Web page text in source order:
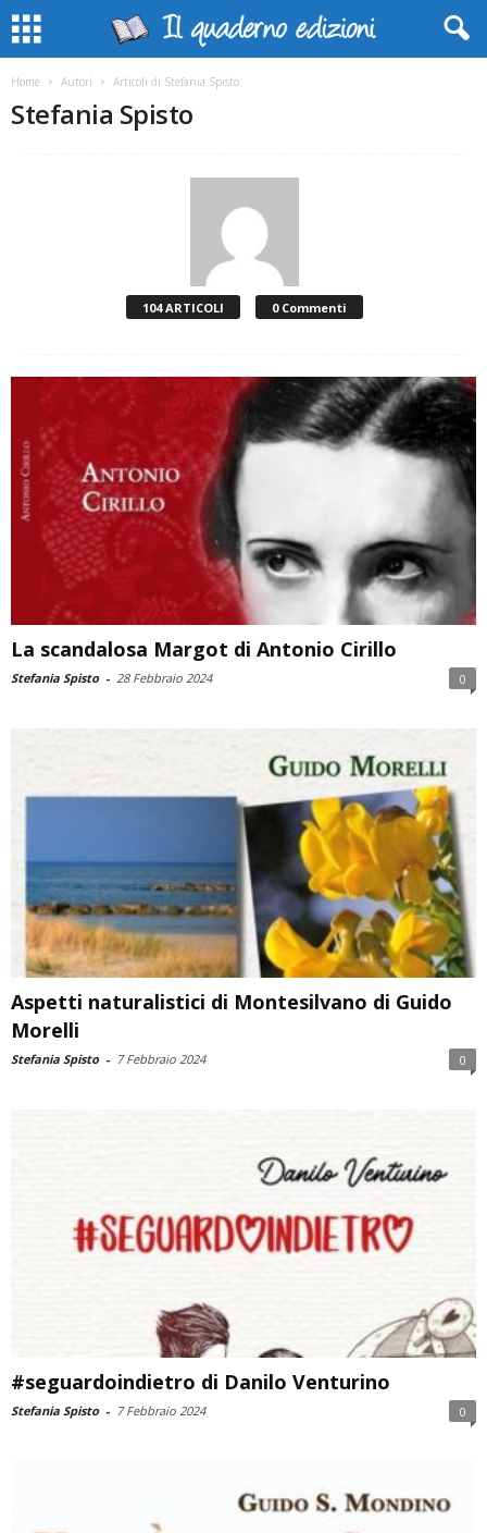
Home Autori Articoli di Stefania Spisto
Stefania Spisto
104 ARTICOLI 0 Commenti
La scandalosa Margot di Antonio Cirillo
Stefania Spisto - 28 Febbraio 2024 0
Aspetti naturalistici di Montesilvano di Guido
Morelli
Stefania Spisto - 7 Febbraio 2024 0
#seguardoindietro di Danilo Venturino
Stefania Spisto - 7 Febbraio 2024 0